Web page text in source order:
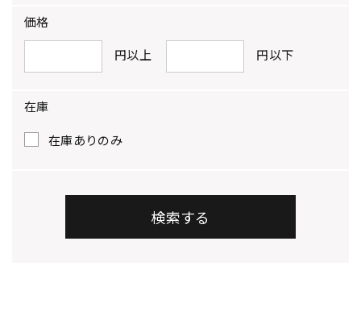
価格
円以上
円以下
在庫
在庫ありのみ